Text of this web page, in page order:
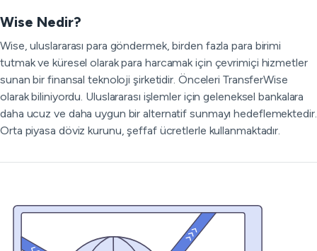
Wise Nedir?
Wise, uluslararası para göndermek, birden fazla para birimi
tutmak ve küresel olarak para harcamak için çevrimiçi hizmetler
sunan bir finansal teknoloji şirketidir. Önceleri TransferWise
olarak biliniyordu. Uluslararası işlemler için geleneksel bankalara
daha ucuz ve daha uygun bir alternatif sunmayı hedeflemektedir.
Orta piyasa döviz kurunu, şeffaf ücretlerle kullanmaktadır.